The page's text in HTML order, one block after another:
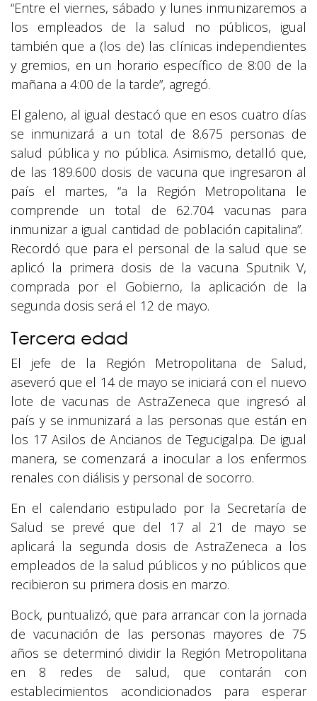
“Entre el viernes, sábado y lunes inmunizaremos a
los empleados de la salud no públicos, igual
también que a (los de) las clínicas independientes
y gremios, en un horario específico de 8:00 de la
mañana a 4:00 de la tarde”, agregó.
El galeno, al igual destacó que en esos cuatro días
se inmunizará a un total de 8.675 personas de
salud pública y no pública. Asimismo, detalló que,
de las 189.600 dosis de vacuna que ingresaron al
país el martes, “a la Región Metropolitana le
comprende un total de 62.704 vacunas para
inmunizar a igual cantidad de población capitalina”.
Recordó que para el personal de la salud que se
aplicó la primera dosis de la vacuna Sputnik V,
comprada por el Gobierno, la aplicación de la
segunda dosis será el 12 de mayo.
Tercera edad
El jefe de la Región Metropolitana de Salud,
aseveró que el 14 de mayo se iniciará con el nuevo
lote de vacunas de AstraZeneca que ingresó al
país y se inmunizará a las personas que están en
los 17 Asilos de Ancianos de Tegucigalpa. De igual
manera, se comenzará a inocular a los enfermos
renales con diálisis y personal de socorro.
En el calendario estipulado por la Secretaría de
Salud se prevé que del 17 al 21 de mayo se
aplicará la segunda dosis de AstraZeneca a los
empleados de la salud públicos y no públicos que
recibieron su primera dosis en marzo.
Bock, puntualizó, que para arrancar con la jornada
de vacunación de las personas mayores de 75
años se determinó dividir la Región Metropolitana
en 8 redes de salud, que contarán con
establecimientos acondicionados para esperar